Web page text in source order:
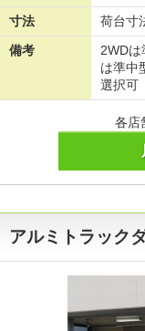
寸法
荷台寸
備考
2WD
は準中
選択可
各店
アルミトラック